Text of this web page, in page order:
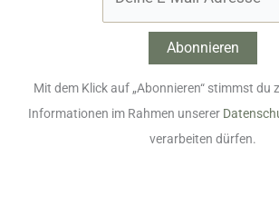
Mit dem Klick auf „Abonnieren“ stimmst du
Informationen im Rahmen unserer
verarbeiten dürfen.